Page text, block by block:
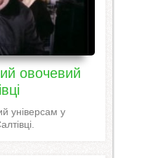
овочевий
універсам у